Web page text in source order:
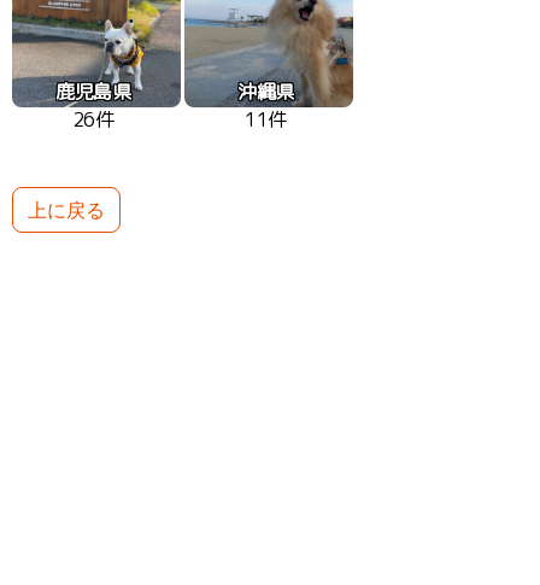
鹿児島県
26件
沖縄県
11件
上に戻る